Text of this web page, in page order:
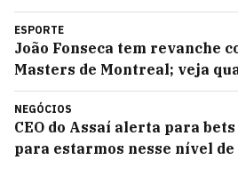
ESPORTE
João Fonseca tem revanche
Masters de Montreal; veja
NEGÓCIOS
CEO do Assaí alerta para bets
para estarmos nesse nível